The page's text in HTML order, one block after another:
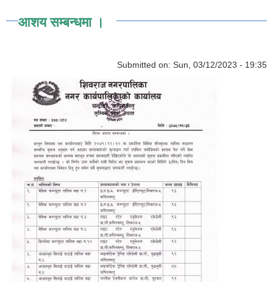
आशय सम्बन्धमा ।
Submitted on: Sun, 03/12/2023 - 19:35